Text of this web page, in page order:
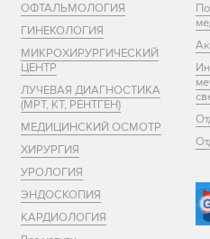
ОФТАЛЬМОЛОГИЯ
ГИНЕКОЛОГИЯ
МИКРОХИРУРГИЧЕСКИЙ
ЦЕНТР
ЛУЧЕВАЯ ДИАГНОСТИКА
(МРТ, КТ, РЕНТГЕН)
МЕДИЦИНСКИЙ ОСМОТР
ХИРУРГИЯ
УРОЛОГИЯ
ЭНДОСКОПИЯ
КАРДИОЛОГИЯ